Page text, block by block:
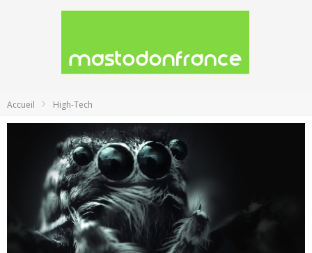
Accueil High-Tech